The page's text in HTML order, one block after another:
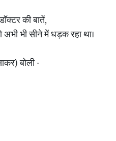
की बातें,
अभी भी सीने में धड़क रहा था।
बोली -